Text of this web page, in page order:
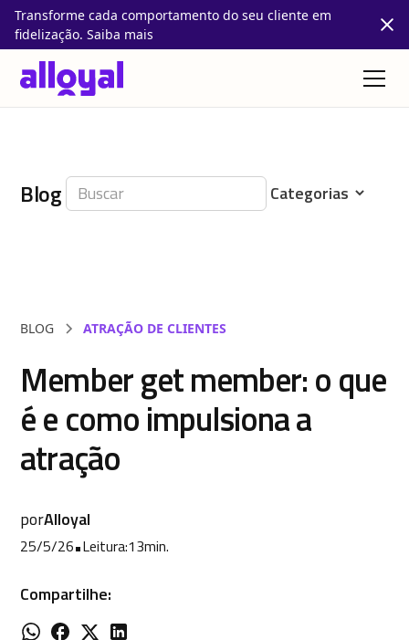
Transforme cada comportamento do seu cliente em
fidelização. Saiba mais
Blog
BLOG ATRAÇÃO DE CLIENTES
Member get member: o que
é e como impulsiona a
atração
porAlloyal
25/5/26•Leitura:13min.
Compartilhe: